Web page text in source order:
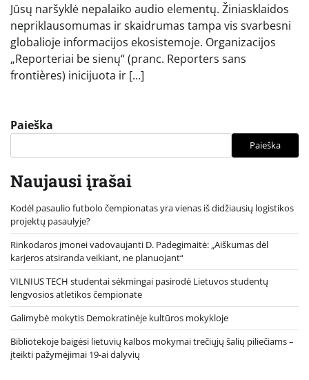
Jūsų naršyklė nepalaiko audio elementų. Žiniasklaidos
nepriklausomumas ir skaidrumas tampa vis svarbesni
globalioje informacijos ekosistemoje. Organizacijos
„Reporteriai be sienų“ (pranc. Reporters sans
frontières) inicijuota ir […]
Paieška
Paieška
Naujausi įrašai
Kodėl pasaulio futbolo čempionatas yra vienas iš didžiausių logistikos
projektų pasaulyje?
Rinkodaros įmonei vadovaujanti D. Padegimaitė: „Aiškumas dėl
karjeros atsiranda veikiant, ne planuojant“
VILNIUS TECH studentai sėkmingai pasirodė Lietuvos studentų
lengvosios atletikos čempionate
Galimybė mokytis Demokratinėje kultūros mokykloje
Bibliotekoje baigėsi lietuvių kalbos mokymai trečiųjų šalių piliečiams –
įteikti pažymėjimai 19-ai dalyvių